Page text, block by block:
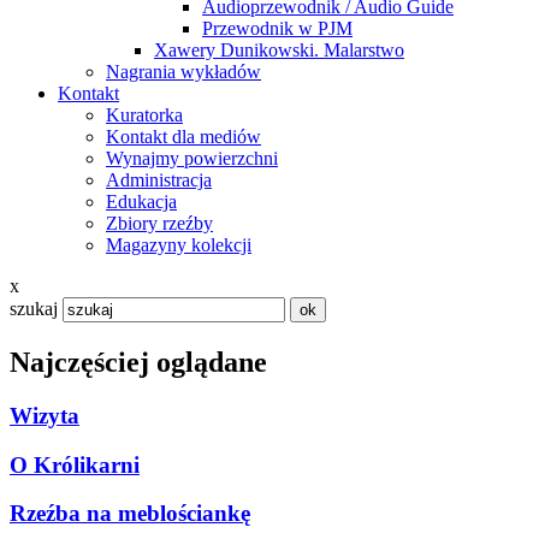
Audioprzewodnik / Audio Guide
Przewodnik w PJM
Xawery Dunikowski. Malarstwo
Nagrania wykładów
Kontakt
Kuratorka
Kontakt dla mediów
Wynajmy powierzchni
Administracja
Edukacja
Zbiory rzeźby
Magazyny kolekcji
x
szukaj
Najczęściej oglądane
Wizyta
O Królikarni
Rzeźba na meblościankę